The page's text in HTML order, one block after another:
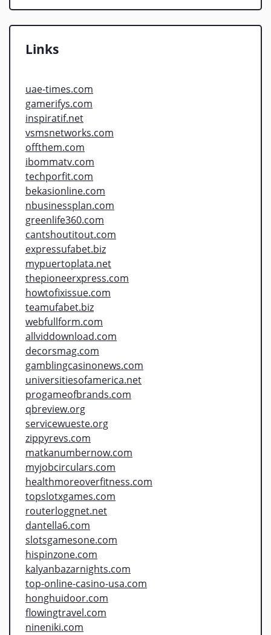
Links
uae-times.com
gamerifys.com
inspiratif.net
vsmsnetworks.com
offthem.com
ibommatv.com
techporfit.com
bekasionline.com
nbusinessplan.com
greenlife360.com
cantshoutitout.com
expressufabet.biz
mypuertoplata.net
thepioneerxpress.com
howtofixissue.com
teamufabet.biz
webfullform.com
allviddownload.com
decorsmag.com
gamblingcasinonews.com
universitiesofamerica.net
progameofbrands.com
qbreview.org
servicewueste.org
zippyrevs.com
matkanumbernow.com
myjobcirculars.com
healthmoreoverfitness.com
topslotxgames.com
routerloggnet.net
dantella6.com
slotsgamesone.com
hispinzone.com
kalyanbazarnights.com
top-online-casino-usa.com
honghuidoor.com
flowingtravel.com
nineniki.com